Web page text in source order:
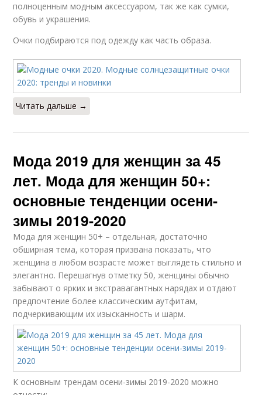
полноценным модным аксессуаром, так же как сумки,
обувь и украшения.
Очки подбираются под одежду как часть образа.
Читать дальше →
Мода 2019 для женщин за 45
лет. Мода для женщин 50+:
основные тенденции осени-
зимы 2019-2020
Мода для женщин 50+ – отдельная, достаточно
обширная тема, которая призвана показать, что
женщина в любом возрасте может выглядеть стильно и
элегантно. Перешагнув отметку 50, женщины обычно
забывают о ярких и экстравагантных нарядах и отдают
предпочтение более классическим аутфитам,
подчеркивающим их изысканность и шарм.
К основным трендам осени-зимы 2019-2020 можно